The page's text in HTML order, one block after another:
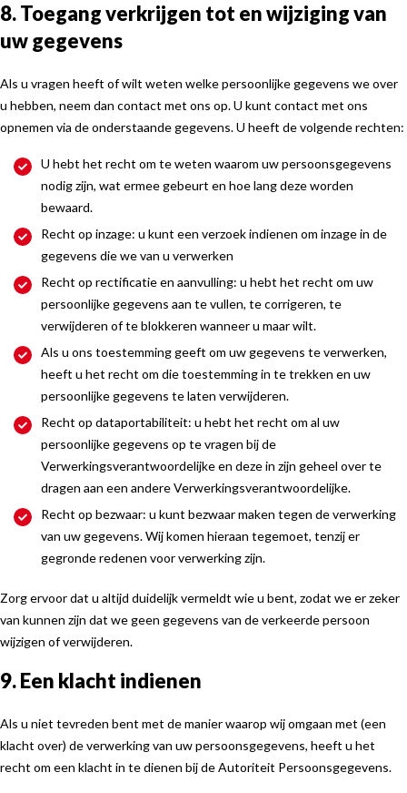
8. Toegang verkrijgen tot en wijziging van
uw gegevens
Als u vragen heeft of wilt weten welke persoonlijke gegevens we over
u hebben, neem dan contact met ons op. U kunt contact met ons
opnemen via de onderstaande gegevens. U heeft de volgende rechten:
U hebt het recht om te weten waarom uw persoonsgegevens
nodig zijn, wat ermee gebeurt en hoe lang deze worden
bewaard.
Recht op inzage: u kunt een verzoek indienen om inzage in de
gegevens die we van u verwerken
Recht op rectificatie en aanvulling: u hebt het recht om uw
persoonlijke gegevens aan te vullen, te corrigeren, te
verwijderen of te blokkeren wanneer u maar wilt.
Als u ons toestemming geeft om uw gegevens te verwerken,
heeft u het recht om die toestemming in te trekken en uw
persoonlijke gegevens te laten verwijderen.
Recht op dataportabiliteit: u hebt het recht om al uw
persoonlijke gegevens op te vragen bij de
Verwerkingsverantwoordelijke en deze in zijn geheel over te
dragen aan een andere Verwerkingsverantwoordelijke.
Recht op bezwaar: u kunt bezwaar maken tegen de verwerking
van uw gegevens. Wij komen hieraan tegemoet, tenzij er
gegronde redenen voor verwerking zijn.
Zorg ervoor dat u altijd duidelijk vermeldt wie u bent, zodat we er zeker
van kunnen zijn dat we geen gegevens van de verkeerde persoon
wijzigen of verwijderen.
9. Een klacht indienen
Als u niet tevreden bent met de manier waarop wij omgaan met (een
klacht over) de verwerking van uw persoonsgegevens, heeft u het
recht om een klacht in te dienen bij de Autoriteit Persoonsgegevens.